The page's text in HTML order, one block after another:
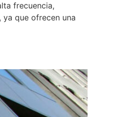
frecuencia,
que ofrecen una